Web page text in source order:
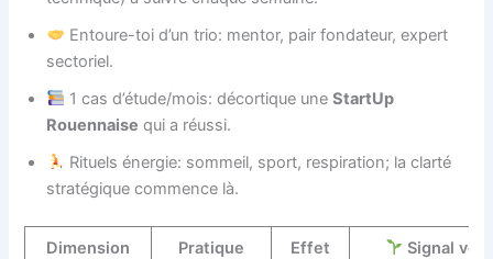
Entoure-toi d’un trio: mentor, pair fondateur, expert
sectoriel.
1 cas d’étude/mois: décortique uneStartUp
Rouennaise qui a réussi.
Rituels énergie: sommeil, sport, respiration; la clarté
stratégique commence là.
Dimension Pratique Effet Signal vert